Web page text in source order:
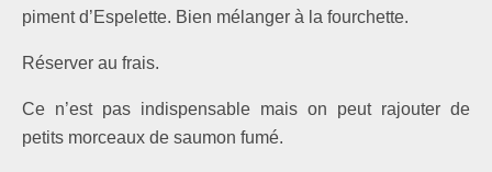
piment d’Espelette. Bien mélanger à la fourchette.
Réserver au frais.
Ce n’est pas indispensable mais on peut rajouter de
petits morceaux de saumon fumé.